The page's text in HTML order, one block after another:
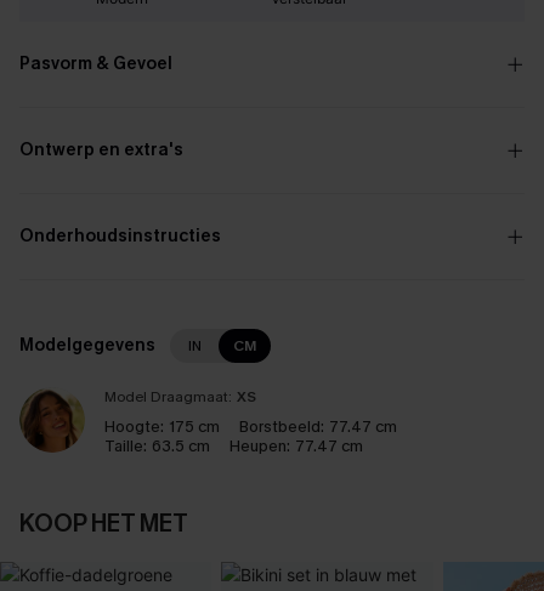
Pasvorm & Gevoel
Ontwerp en extra's
Onderhoudsinstructies
Modelgegevens IN CM
Model Draagmaat: XS
Hoogte: 175 cm Borstbeeld: 77.47 cm
Taille: 63.5 cm Heupen: 77.47 cm
KOOP HET MET